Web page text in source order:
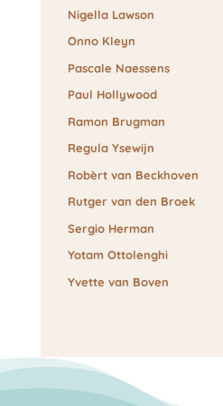
Nigella Lawson
Onno Kleyn
Pascale Naessens
Paul Hollywood
Ramon Brugman
Regula Ysewijn
Robèrt van Beckhoven
Rutger van den Broek
Sergio Herman
Yotam Ottolenghi
Yvette van Boven